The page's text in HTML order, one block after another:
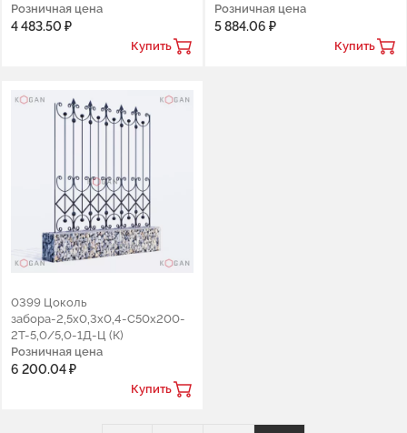
Розничная цена
4 483.50 ₽
Купить
Розничная цена
5 884.06 ₽
Купить
0399 Цоколь
забора-2,5х0,3х0,4-С50х200-
2Т-5,0/5,0-1Д-Ц (К)
Розничная цена
6 200.04 ₽
Купить